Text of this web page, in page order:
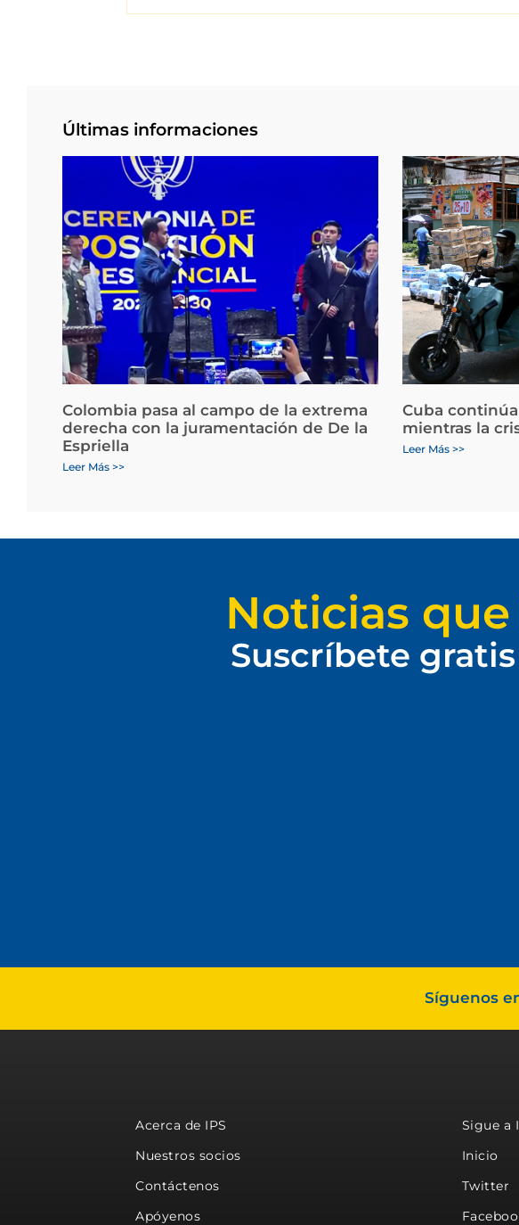
Últimas informaciones
Colombia pasa al campo de la extrema
derecha con la juramentación de De la
Espriella
Leer Más >>
Cuba
mientras la
Leer Más >>
Noticias
Suscríbete
Síguenos
Acerca de IPS
Nuestros socios
Contáctenos
Apóyenos
Sigue a
Inicio
Twitter